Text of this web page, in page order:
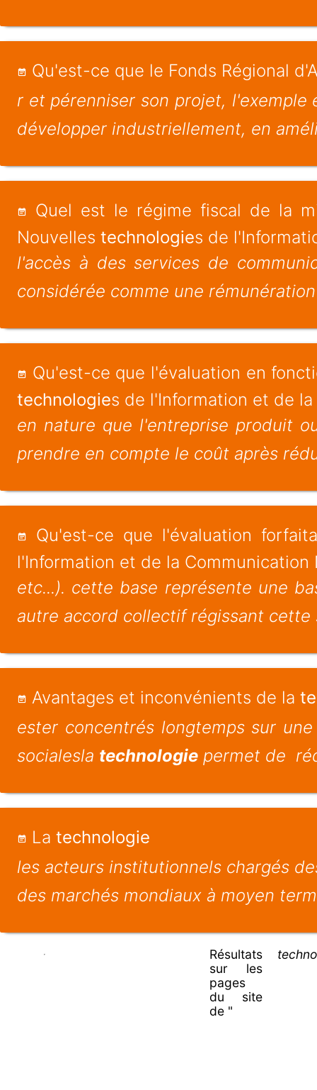
Qu'est-ce que le Fonds Régional
r et pérenniser son projet,
développer industriellement, en
Quel est le régime fiscal de la
Nouvelles technologies de
l'accès à des services de
considérée comme une
Qu'est-ce que l'évaluation en
technologies de l'Information et de
en nature que l'entreprise produit
prendre en compte le coût après
Qu'est-ce que l'évaluation
l'Information et de la Communication
etc...). cette base représente une
autre accord collectif régissant
Avantages et inconvénients de la
ester concentrés longtemps sur
socialesla technologie permet de
La technologie
les acteurs institutionnels chargés
des marchés mondiaux à moyen
Résultats
sur les
pages
du site
de "